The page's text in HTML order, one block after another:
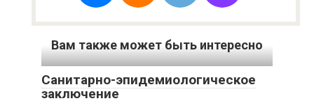
Вам также может быть интересно
Санитарно-эпидемиологическое
заключение